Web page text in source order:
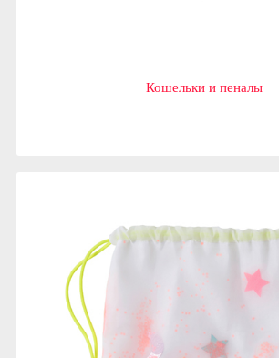
Кошельки и пеналы